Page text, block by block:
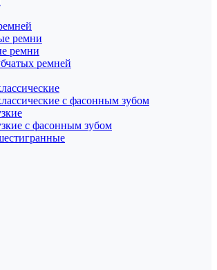
ремни
ремни
ремней
с фасонным зубом
с фасонным зубом